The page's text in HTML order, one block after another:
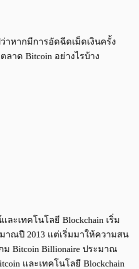
าหากมีการอัดฉีดเม็ดเงินครั้ง
าด Bitcoin อย่างไรบ้าง
ะเทคโนโลยี Blockchain เริ่ม
าณปี 2013 แต่เริ่มมาให้ความสน
ม Bitcoin Billionaire ประมาณ
และเทคโนโลยี Blockchain